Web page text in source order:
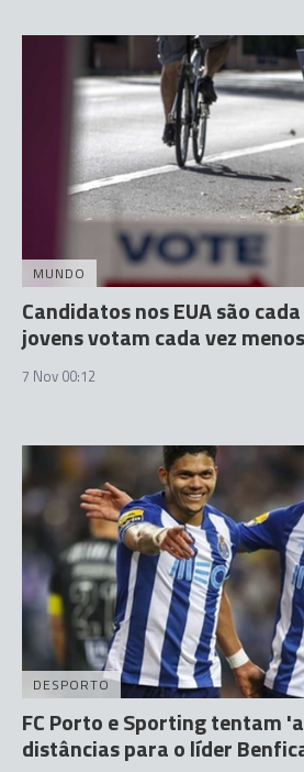
MUNDO
Candidatos nos EUA são
jovens votam cada vez menos
7 Nov 00:12
DESPORTO
FC Porto e Sporting tentam
distâncias para o líder